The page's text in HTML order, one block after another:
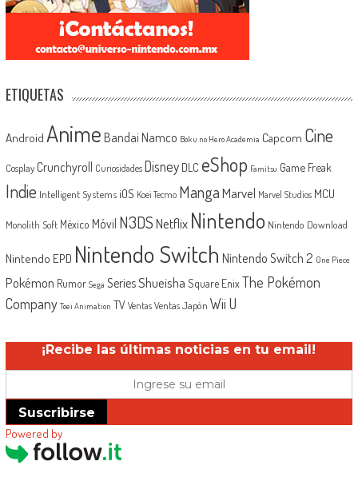
ETIQUETAS
Android Anime Bandai Namco Boku no Hero Academia Capcom Cine
Cosplay Crunchyroll Curiosidades Disney DLC eShop Famitsu Game Freak
Indie Intelligent Systems iOS Koei Tecmo MangaMarvel Marvel Studios MCU
Monolith Soft México Móvil N3DSNetflix Nintendo Nintendo Download
Nintendo EPD Nintendo Switch Nintendo Switch 2 One Piece
Pokémon Rumor Sega SeriesShueisha Square EnixThe Pokémon
Company Toei Animation TV Ventas Ventas Japón Wii U
¡Recibe las últimas noticias en tu email!
Suscribirse
Powered by